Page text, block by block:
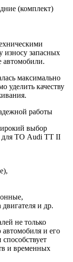
(комплект)
износу запасных
автомобили.
максимально
уделить качеству
работы
выбор
для ТО Audi TT II
и др.
не только
автомобиля и его
и временных